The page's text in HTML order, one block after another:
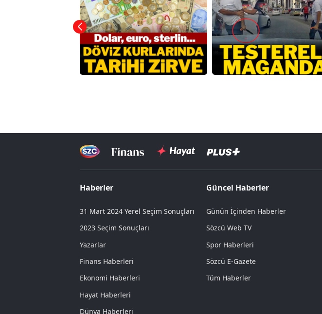
Haberler
31 Mart 2024 Yerel Seçim Sonuçları
2023 Seçim Sonuçları
Yazarlar
Finans Haberleri
Ekonomi Haberleri
Hayat Haberleri
Dünya Haberleri
Güncel Haberler
Günün İçinden Haberler
Sözcü Web TV
Spor Haberleri
Sözcü E-Gazete
Tüm Haberler